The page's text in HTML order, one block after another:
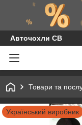
Авточохли СВ
Товари та
Український виробник